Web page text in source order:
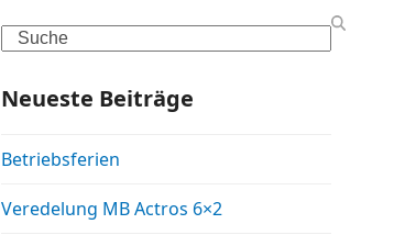
Search
Neueste Beiträge
Betriebsferien
Veredelung MB Actros 6×2